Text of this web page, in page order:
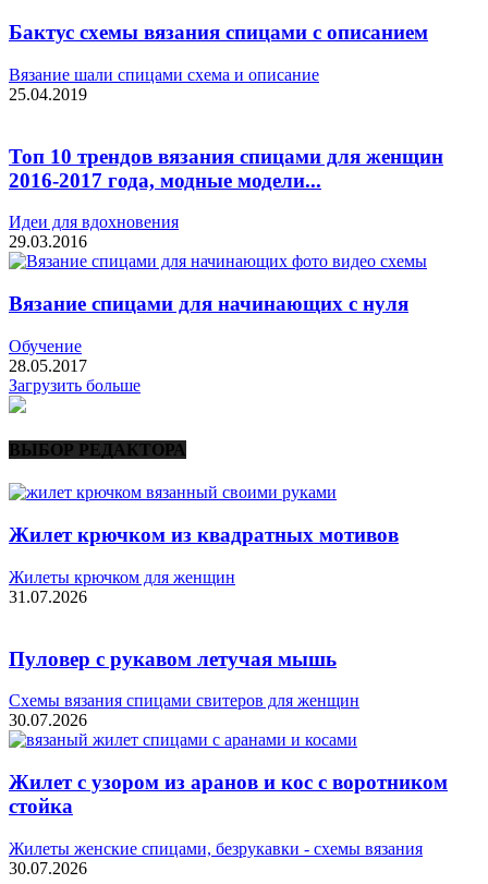
Бактус схемы вязания спицами с описанием
Вязание шали спицами схема и описание
25.04.2019
Топ 10 трендов вязания спицами для женщин
2016-2017 года, модные модели...
Идеи для вдохновения
29.03.2016
Вязание спицами для начинающих с нуля
Обучение
28.05.2017
Загрузить больше
ВЫБОР РЕДАКТОРА
Жилет крючком из квадратных мотивов
Жилеты крючком для женщин
31.07.2026
Пуловер с рукавом летучая мышь
Схемы вязания спицами свитеров для женщин
30.07.2026
Жилет с узором из аранов и кос с воротником
стойка
Жилеты женские спицами, безрукавки - схемы вязания
30.07.2026